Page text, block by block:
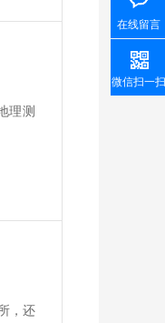
理测
，还
在线留言
微信扫一扫